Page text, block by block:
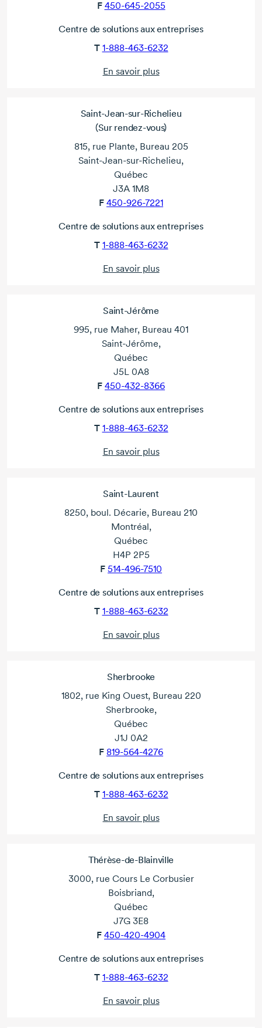
F 450-645-2055
Centre de solutions aux entreprises
T 1-888-463-6232
En savoir plus
Saint-Jean-sur-Richelieu
(Sur rendez-vous)
815, rue Plante, Bureau 205
Saint-Jean-sur-Richelieu,
Québec
J3A 1M8
F 450-926-7221
Centre de solutions aux entreprises
T 1-888-463-6232
En savoir plus
Saint-Jérôme
995, rue Maher, Bureau 401
Saint-Jérôme,
Québec
J5L 0A8
F 450-432-8366
Centre de solutions aux entreprises
T 1-888-463-6232
En savoir plus
Saint-Laurent
8250, boul. Décarie, Bureau 210
Montréal,
Québec
H4P 2P5
F 514-496-7510
Centre de solutions aux entreprises
T 1-888-463-6232
En savoir plus
Sherbrooke
1802, rue King Ouest, Bureau 220
Sherbrooke,
Québec
J1J 0A2
F 819-564-4276
Centre de solutions aux entreprises
T 1-888-463-6232
En savoir plus
Thérèse-de-Blainville
3000, rue Cours Le Corbusier
Boisbriand,
Québec
J7G 3E8
F 450-420-4904
Centre de solutions aux entreprises
T 1-888-463-6232
En savoir plus